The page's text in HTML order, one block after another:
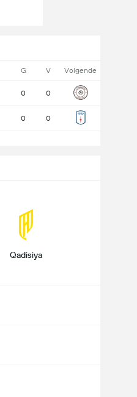
G V Volgende
0 0
0 0
Qadisiya